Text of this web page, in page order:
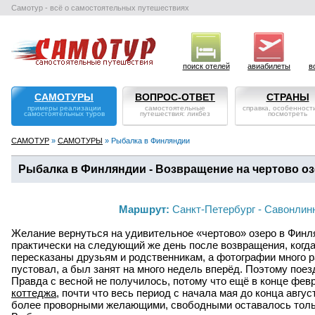
Самотур - всё о самостоятельных путешествиях
поиск отелей авиабилеты
САМОТУРЫ
примеры реализации
самостоятельных туров
ВОПРОС-ОТВЕТ
самостоятельные
путешествия: ликбез
СТРАНЫ
справка,
посмотреть
САМОТУР » САМОТУРЫ » Рыбалка в Финляндии
Рыбалка в Финляндии - Возвращение на чертово
Маршрут: Санкт-Петербург -
Желание вернуться на удивительное «чертово» озеро в
практически на следующий же день после возвращения,
пересказаны друзьям и родственникам, а фотографии много
пустовал, а был занят на много недель вперёд. Поэтому
Правда с весной не получилось, потому что ещё в конце
коттеджа, почти что весь период с начала мая до конца
более проворными желающими, свободными оставалось